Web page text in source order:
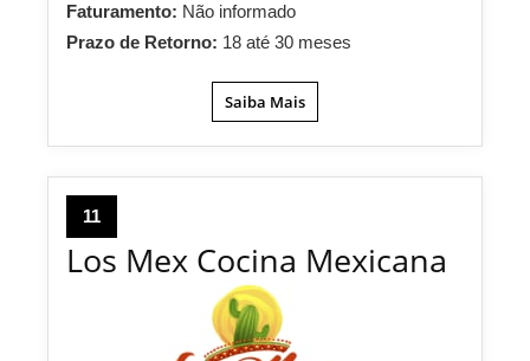
Faturamento: Não informado
Prazo de Retorno: 18 até 30 meses
Saiba Mais
11
Los Mex Cocina Mexicana